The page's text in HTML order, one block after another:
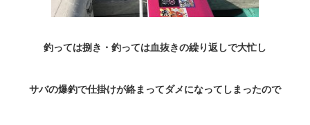
釣っては捌き・釣っては血抜きの繰り返しで大忙し
サバの爆釣で仕掛けが絡まってダメになってしまったので